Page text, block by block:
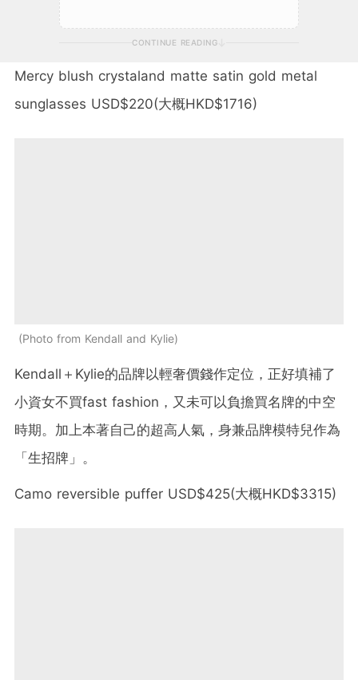
CONTINUE READING
Mercy blush crystaland matte satin gold metal
sunglasses USD$220(大概HKD$1716)
Photo from Kendall and Kylie
Kendall ＋ Kylie的品牌以輕奢價錢作定位，正好填補了
小資女不買fast fashion ，又未可以負擔買名牌的中空
時期。加上本著自己的超高人氣，身兼品牌模特兒作為
「生招牌」。
Camo reversible puffer USD$425(大概HKD$3315)